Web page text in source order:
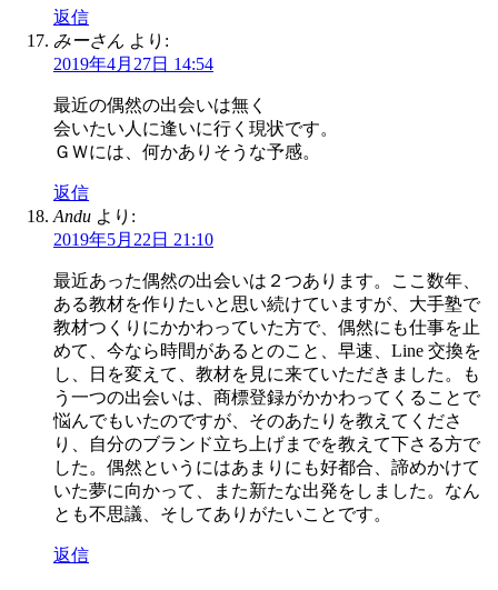
返信
みーさん より:
2019年4月27日 14:54
最近の偶然の出会いは無く
会いたい人に逢いに行く現状です。
ＧＷには、何かありそうな予感。
返信
Andu より:
2019年5月22日 21:10
最近あった偶然の出会いは２つあります。ここ数年、
ある教材を作りたいと思い続けていますが、大手塾で
教材つくりにかかわっていた方で、偶然にも仕事を止
めて、今なら時間があるとのこと、早速、Line 交換を
し、日を変えて、教材を見に来ていただきました。も
う一つの出会いは、商標登録がかかわってくることで
悩んでもいたのですが、そのあたりを教えてくださ
り、自分のブランド立ち上げまでを教えて下さる方で
した。偶然というにはあまりにも好都合、諦めかけて
いた夢に向かって、また新たな出発をしました。なん
とも不思議、そしてありがたいことです。
返信